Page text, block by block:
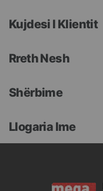
Kujdesi I Klientit
Rreth Nesh
Shërbime
Llogaria Ime